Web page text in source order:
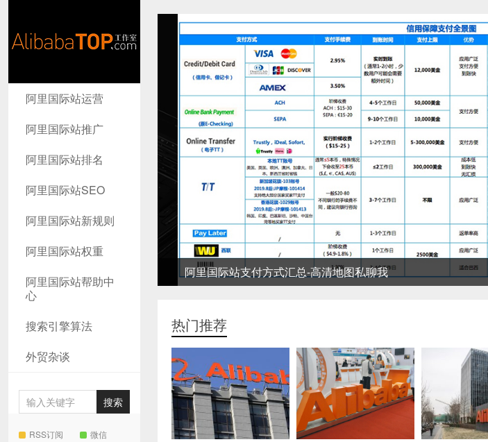
AlibabaTop
工作室
阿里国际站运营
阿里国际站推广
阿里国际站排名
阿里国际站SEO
阿里国际站新规则
阿里国际站权重
阿里国际站帮助中
心
搜索引擎算法
外贸杂谈
RSS订阅 微信
阿里国际站支付方式汇总-高清地图私聊我
热门推荐